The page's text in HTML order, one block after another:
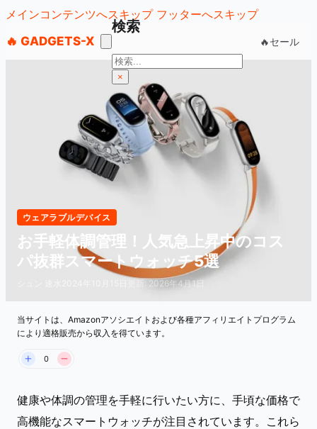
メインコンテンツへスキップ フッターへスキップ
🔥 GADGETS-X
🔥セール
検索
検
索×
ウェアラブルデバイス
お手軽体調管理！人気急上昇中のコス
パ抜群スマートウォッチ5選
更新: 2026年4月1日
当サイトは、Amazonアソシエイトおよび各種アフィリエイトプログラム
により適格販売から収入を得ています。
0
健康や体調の管理を手軽に行いたい方に、手頃な価格で
高機能なスマートウォッチが注目されています。これら